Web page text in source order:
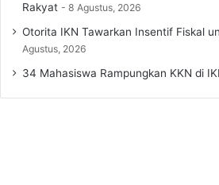
Rakyat
8 Agustus, 2026
Otorita IKN Tawarkan Insentif Fiskal
Agustus, 2026
34 Mahasiswa Rampungkan KKN di